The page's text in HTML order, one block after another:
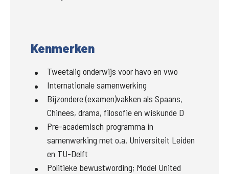
Kenmerken
Tweetalig onderwijs voor havo en vwo
Internationale samenwerking
Bijzondere (examen)vakken als Spaans,
Chinees, drama, filosofie en wiskunde D
Pre-academisch programma in
samenwerking met o.a. Universiteit Leiden
en TU-Delft
Politieke bewustwording; Model United